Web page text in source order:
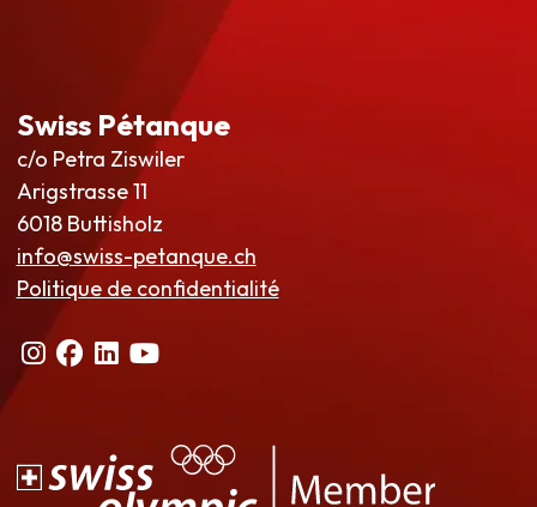
Swiss Pétanque
c/o Petra Ziswiler
Arigstrasse 11
6018 Buttisholz
info@swiss-petanque.ch
Politique de confidentialité